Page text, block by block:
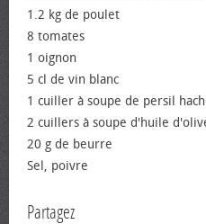
1.2 kg de poulet
8 tomates
1 oignon
5 cl de vin blanc
1 cuiller à soupe de persil
2 cuillers à soupe d'huile
20 g de beurre
Sel, poivre
Partagez